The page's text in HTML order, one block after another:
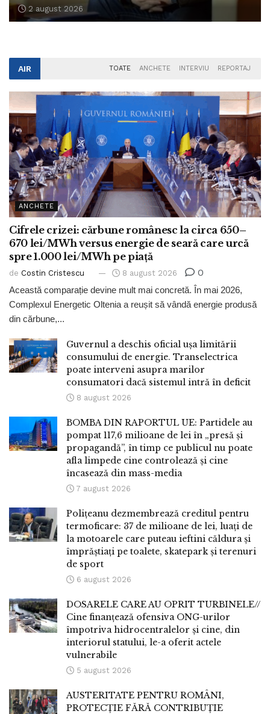
2 august 2026
AIR TOATE ANCHETE INTERVIU REPORTAJ
ANCHETE
Cifrele crizei: cărbune românesc la circa 650–
670 lei/MWh versus energie de seară care urcă
spre 1.000 lei/MWh pe piață
de Costin Cristescu 8 august 2026 0
Această comparație devine mult mai concretă. În mai 2026,
Complexul Energetic Oltenia a reușit să vândă energie produsă
din cărbune,...
Guvernul a deschis oficial ușa limitării
consumului de energie. Transelectrica
poate interveni asupra marilor
consumatori dacă sistemul intră în deficit
8 august 2026
BOMBA DIN RAPORTUL UE: Partidele au
pompat 117,6 milioane de lei în „presă și
propagandă”, în timp ce publicul nu poate
afla limpede cine controlează și cine
încasează din mass-media
7 august 2026
Polițeanu dezmembrează creditul pentru
termoficare: 37 de milioane de lei, luați de
la motoarele care puteau ieftini căldura și
împrăștiați pe toalete, skatepark și terenuri
de sport
6 august 2026
DOSARELE CARE AU OPRIT TURBINELE//
Cine finanțează ofensiva ONG-urilor
împotriva hidrocentralelor și cine, din
interiorul statului, le-a oferit actele
vulnerabile
5 august 2026
AUSTERITATE PENTRU ROMÂNI,
PROTECȚIE FĂRĂ CONTRIBUȚIE